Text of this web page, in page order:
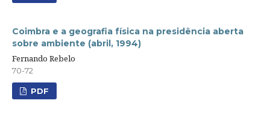
Coimbra e a geografia física na presidência aberta
sobre ambiente (abril, 1994)
Fernando Rebelo
70-72
PDF